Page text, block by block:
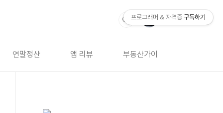
연말정산 앱 리뷰 부동산가이드
프로그래머 & 자격증 구독하기